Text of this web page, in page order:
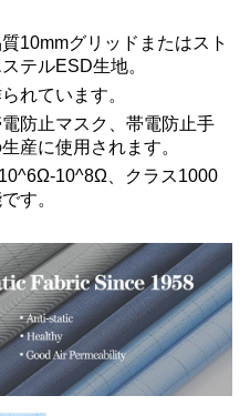
10mmグリッドまたはスト
テルESD生地。
れています。
防止マスク、帯電防止手
産に使用されます。
10^8Ω、クラス1000
す。